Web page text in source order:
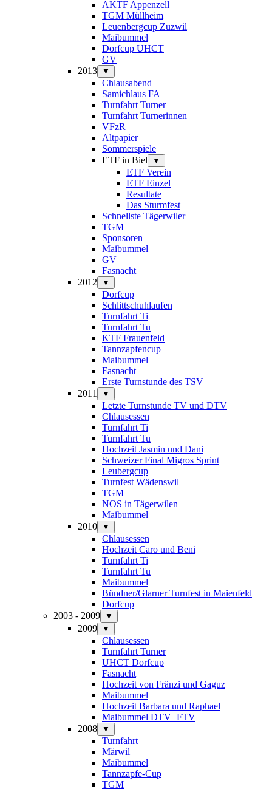
AKTF Appenzell
TGM Müllheim
Leuenbergcup Zuzwil
Maibummel
Dorfcup UHCT
GV
2013
▼
Chlausabend
Samichlaus FA
Turnfahrt Turner
Turnfahrt Turnerinnen
VFzR
Altpapier
Sommerspiele
ETF in Biel
▼
ETF Verein
ETF Einzel
Resultate
Das Sturmfest
Schnellste Tägerwiler
TGM
Sponsoren
Maibummel
GV
Fasnacht
2012
▼
Dorfcup
Schlittschuhlaufen
Turnfahrt Ti
Turnfahrt Tu
KTF Frauenfeld
Tannzapfencup
Maibummel
Fasnacht
Erste Turnstunde des TSV
2011
▼
Letzte Turnstunde TV und DTV
Chlausessen
Turnfahrt Ti
Turnfahrt Tu
Hochzeit Jasmin und Dani
Schweizer Final Migros Sprint
Leubergcup
Turnfest Wädenswil
TGM
NOS in Tägerwilen
Maibummel
2010
▼
Chlausessen
Hochzeit Caro und Beni
Turnfahrt Ti
Turnfahrt Tu
Maibummel
Bündner/Glarner Turnfest in Maienfeld
Dorfcup
2003 - 2009
▼
2009 ▼
Chlausessen
Turnfahrt Turner
UHCT Dorfcup
Fasnacht
Hochzeit von Fränzi und Gaguz
Maibummel
Hochzeit Barbara und Raphael
Maibummel DTV+FTV
2008
▼
Turnfahrt
Märwil
Maibummel
Tannzapfe-Cup
TGM